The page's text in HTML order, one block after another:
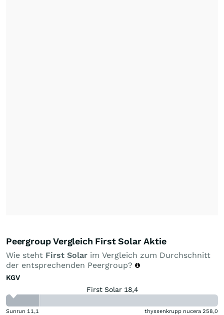
Peergroup Vergleich First Solar Aktie
Wie steht First Solar im Vergleich zum Durchschnitt
der entsprechenden Peergroup?
KGV
First Solar 18,4
Sunrun 11,1 thyssenkrupp nucera 258,0